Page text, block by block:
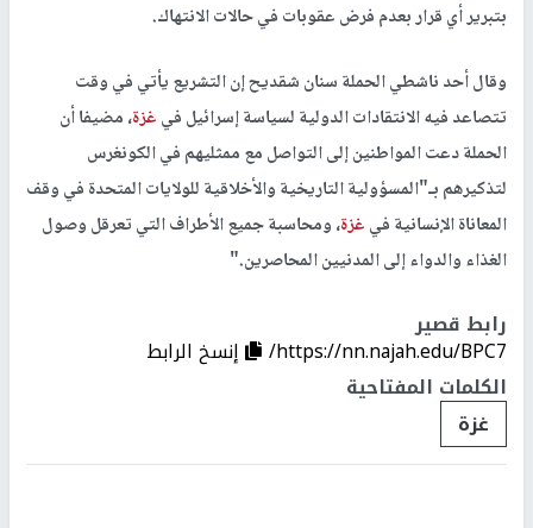
بتبرير أي قرار بعدم فرض عقوبات في حالات الانتهاك.
وقال أحد ناشطي الحملة سنان شقديح إن التشريع يأتي في وقت
تتصاعد فيه الانتقادات الدولية لسياسة إسرائيل فيغزة، مضيفا أن
الحملة دعت المواطنين إلى التواصل مع ممثليهم في الكونغرس
لتذكيرهم بـ"المسؤولية التاريخية والأخلاقية للولايات المتحدة في وقف
المعاناة الإنسانية فيغزة، ومحاسبة جميع الأطراف التي تعرقل وصول
الغذاء والدواء إلى المدنيين المحاصرين."
رابط قصير
https://nn.najah.edu/BPC7/
إنسخ الرابط
الكلمات المفتاحية
غزة